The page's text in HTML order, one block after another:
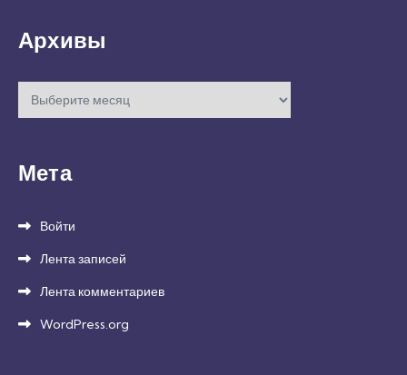
Архивы
Архивы
Мета
Войти
Лента записей
Лента комментариев
WordPress.org